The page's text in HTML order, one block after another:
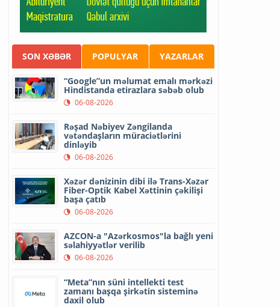
SON XƏBƏR POPULYAR YAZARLAR
“Google”un məlumat emalı mərkəzi
Hindistanda etirazlara səbəb olub
06-08-2026
Rəşad Nəbiyev Zəngilanda
vətəndaşların müraciətlərini
dinləyib
06-08-2026
Xəzər dənizinin dibi ilə Trans-Xəzər
Fiber-Optik Kabel Xəttinin çəkilişi
başa çatıb
06-08-2026
AZCON-a "Azərkosmos"la bağlı yeni
səlahiyyətlər verilib
06-08-2026
“Meta”nın süni intellekti test
zamanı başqa şirkətin sisteminə
daxil olub